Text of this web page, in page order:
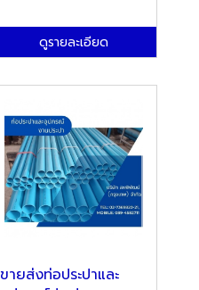
ดูรายละเอียด
ขายส่งท่อประปาและ